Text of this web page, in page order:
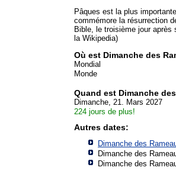
Pâques est la plus
commémore la résurrection
Bible, le troisième jour
la Wikipedia)
Où est Dimanche des
Mondial
Monde
Quand est Dimanche
Dimanche, 21. Mars 2027
224 jours de plus!
Autres dates:
Dimanche des
Dimanche des
Dimanche des